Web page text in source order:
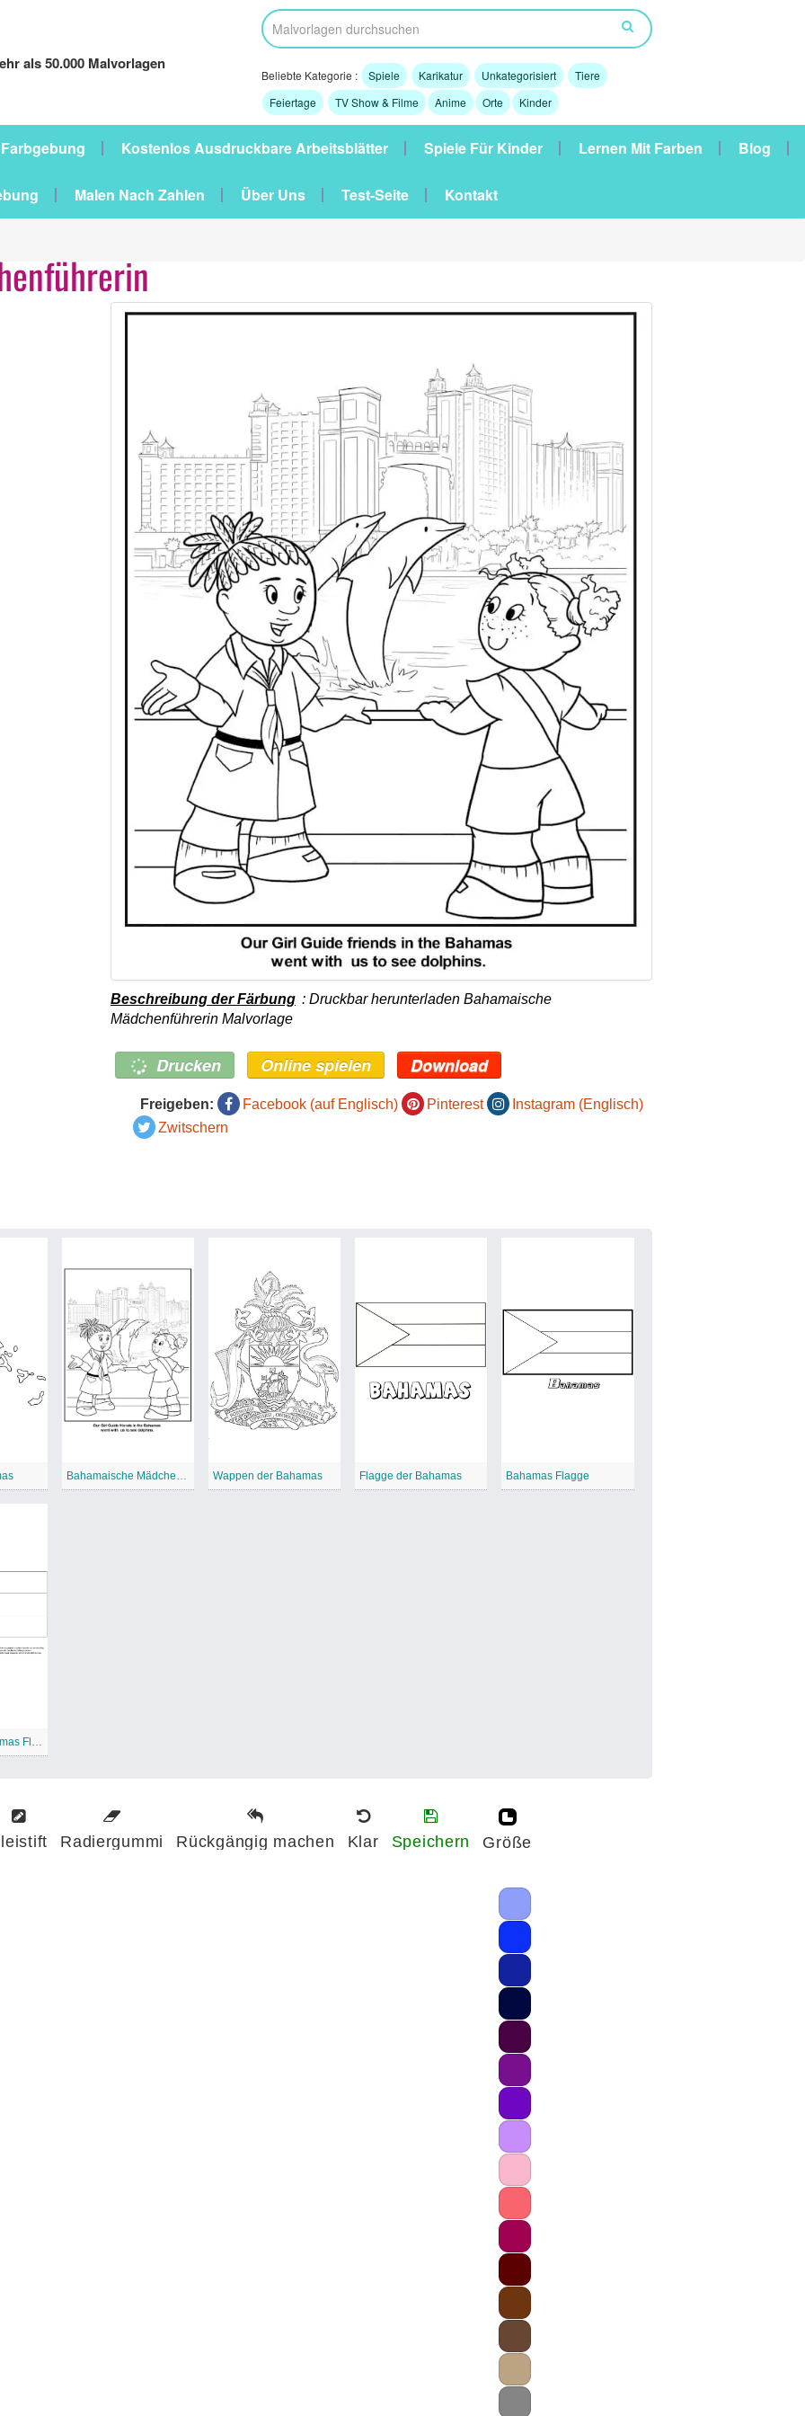
als 50.000 Malvorlagen
Beliebte Kategorie : Spiele Karikatur Unkategorisiert
Tiere
Feiertage
TV Show & Filme Anime Orte Kinder
Kostenlos Ausdruckbare Arbeitsblätter Spiele Für Kinder Lernen Mit Farben Blog
Malen Nach Zahlen Über Uns Test-Seite Kontakt
Beschreibung der Färbung : Druckbar herunterladen Bahamaische
Mädchenführerin Malvorlage
Drucken Online spielen Download
Freigeben: Facebook (auf Englisch) Pinterest
Instagram (Englisch)
Zwitschern
Bahamaische Mädchenführerin Wappen der Bahamas Flagge der Bahamas Bahamas Flagge
Druckbare Bahamas Flagge
Radiergummi Rückgängig machen Klar Speichern Größe